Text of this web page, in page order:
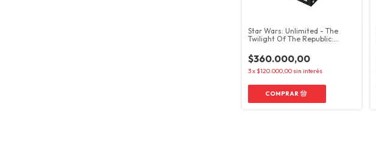
Star Wars: Unlimited - The
Twilight Of The Republic:
$360.000,00
3x $120.000,00 sin interés